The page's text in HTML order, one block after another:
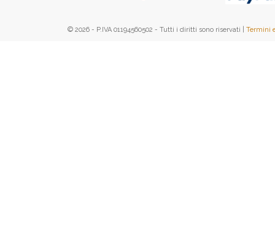
© 2026 - P.IVA 01194560502 - Tutti i diritti sono riservati | Termini